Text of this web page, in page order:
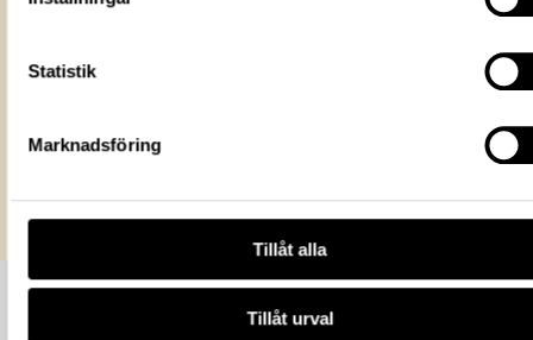
Statistik
Marknadsföring
Tillåt alla
Tillåt urval
licensen CC0.
Mer information om licenser hos Statens historiska museer.